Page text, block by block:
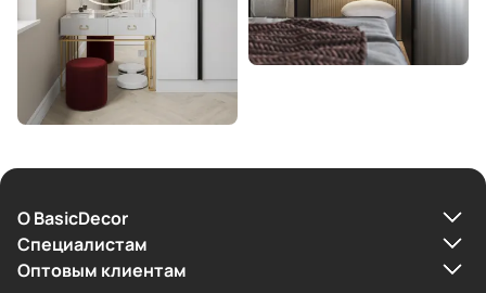
О BasicDecor
Cпециалистам
Оптовым клиентам